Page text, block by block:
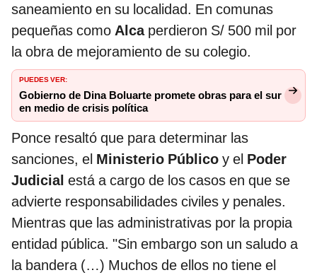
saneamiento en su localidad. En comunas
pequeñas como Alcaperdieron S/ 500 mil por
la obra de mejoramiento de su colegio.
PUEDES VER:
Gobierno de Dina Boluarte promete obras para el sur
en medio de crisis política
Ponce resaltó que para determinar las
sanciones, el Ministerio Público y el Poder
Judicial está a cargo de los casos en que se
advierte responsabilidades civiles y penales.
Mientras que las administrativas por la propia
entidad pública. "Sin embargo son un saludo a
la bandera (…) Muchos de ellos no tiene el